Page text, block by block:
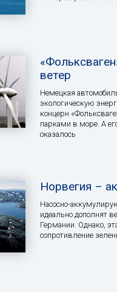
ветер
Немецкая
экологическую
концерн
парками в море. А
оказалось
Норвегия –
Насосно-
идеально дополнят
Германии. Однако,
сопротивление